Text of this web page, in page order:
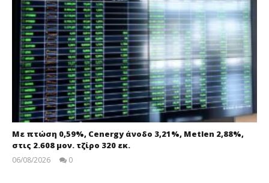
Με πτώση 0,59%, Cenergy άνοδο 3,21%, Metlen 2,88%,
στις 2.608 μον. τζίρο 320 εκ.
06/08/2026
0